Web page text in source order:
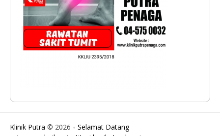
Klinik Putra © 2026
Selamat Datang